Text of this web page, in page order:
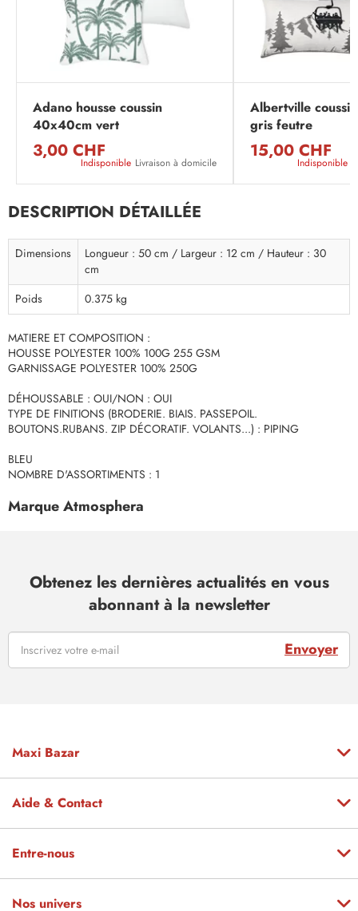
Adano housse coussin
40x40cm vert
3,00 CHF
Indisponible Livraison à domicile
Albertville
gris feutre
15,00 CHF
Indisponible
DESCRIPTION DÉTAILLÉE
Dimensions
Longueur : 50 cm / Largeur : 12 cm / Hauteur : 30
cm
Poids
0.375 kg
MATIERE ET COMPOSITION :
HOUSSE POLYESTER 100% 100G 255 GSM
GARNISSAGE POLYESTER 100% 250G
DÉHOUSSABLE : OUI/NON : OUI
TYPE DE FINITIONS (BRODERIE. BIAIS. PASSEPOIL.
BOUTONS.RUBANS. ZIP DÉCORATIF. VOLANTS...) : PIPING
BLEU
NOMBRE D'ASSORTIMENTS : 1
Marque Atmosphera
Obtenez les dernières actualités en vous
abonnant à la newsletter
Envoyer
Maxi Bazar
Aide & Contact
Entre-nous
Nos univers